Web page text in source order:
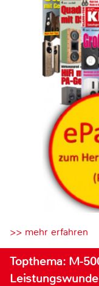
>> mehr erfahren
Topthema: M-